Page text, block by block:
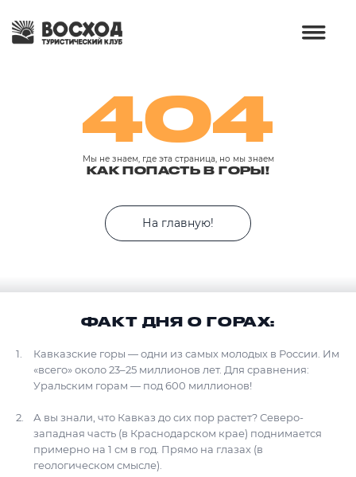
404
Мы не знаем, где эта страница, но мы знаем
КАК ПОПАСТЬ В ГОРЫ!
На главную!
ФАКТ ДНЯ О ГОРАХ:
Кавказские горы — одни из самых молодых в России. Им
«всего» около 23–25 миллионов лет. Для сравнения:
Уральским горам — под 600 миллионов!
А вы знали, что Кавказ до сих пор растет? Северо-
западная часть (в Краснодарском крае) поднимается
примерно на 1 см в год. Прямо на глазах (в
геологическом смысле).